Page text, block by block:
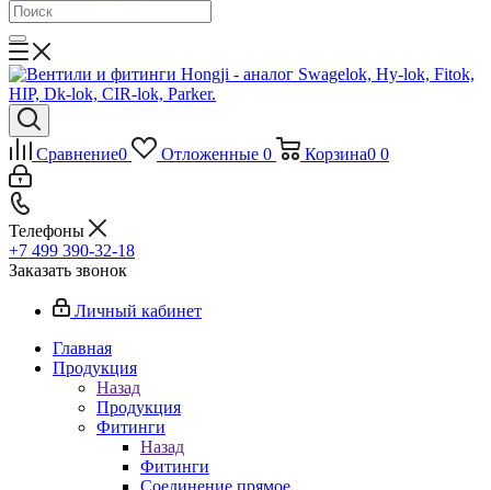
Сравнение0 Отложенные 0 Корзина0 0
Телефоны
+7 499 390-32-18
Заказать звонок
Личный кабинет
Главная
Продукция
Назад
Продукция
Фитинги
Назад
Фитинги
Соединение прямое